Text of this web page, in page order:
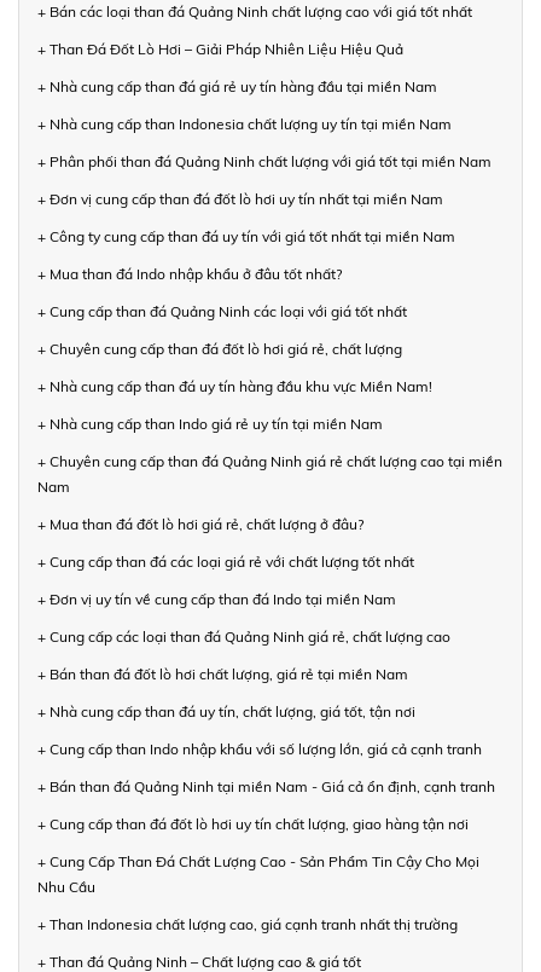
+ Bán các loại than đá Quảng Ninh chất lượng cao với giá tốt nhất
+ Than Đá Đốt Lò Hơi – Giải Pháp Nhiên Liệu Hiệu Quả
+ Nhà cung cấp than đá giá rẻ uy tín hàng đầu tại miền Nam
+ Nhà cung cấp than Indonesia chất lượng uy tín tại miền Nam
+ Phân phối than đá Quảng Ninh chất lượng với giá tốt tại miền Nam
+ Đơn vị cung cấp than đá đốt lò hơi uy tín nhất tại miền Nam
+ Công ty cung cấp than đá uy tín với giá tốt nhất tại miền Nam
+ Mua than đá Indo nhập khẩu ở đâu tốt nhất?
+ Cung cấp than đá Quảng Ninh các loại với giá tốt nhất
+ Chuyên cung cấp than đá đốt lò hơi giá rẻ, chất lượng
+ Nhà cung cấp than đá uy tín hàng đầu khu vực Miền Nam!
+ Nhà cung cấp than Indo giá rẻ uy tín tại miền Nam
+ Chuyên cung cấp than đá Quảng Ninh giá rẻ chất lượng cao tại miền
Nam
+ Mua than đá đốt lò hơi giá rẻ, chất lượng ở đâu?
+ Cung cấp than đá các loại giá rẻ với chất lượng tốt nhất
+ Đơn vị uy tín về cung cấp than đá Indo tại miền Nam
+ Cung cấp các loại than đá Quảng Ninh giá rẻ, chất lượng cao
+ Bán than đá đốt lò hơi chất lượng, giá rẻ tại miền Nam
+ Nhà cung cấp than đá uy tín, chất lượng, giá tốt, tận nơi
+ Cung cấp than Indo nhập khẩu với số lượng lớn, giá cả cạnh tranh
+ Bán than đá Quảng Ninh tại miền Nam - Giá cả ổn định, cạnh tranh
+ Cung cấp than đá đốt lò hơi uy tín chất lượng, giao hàng tận nơi
+ Cung Cấp Than Đá Chất Lượng Cao - Sản Phẩm Tin Cậy Cho Mọi
Nhu Cầu
+ Than Indonesia chất lượng cao, giá cạnh tranh nhất thị trường
+ Than đá Quảng Ninh – Chất lượng cao & giá tốt